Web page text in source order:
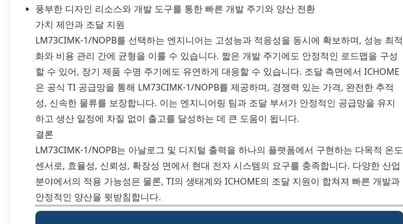
풍부한 디자인 리소스와 개발 도구를 통한 빠른 개발 주기와 양산 전환
가치 제안과 조달 지원
LM73CIMK-1/NOPB를 선택하는 엔지니어는 고성능과 적응성을 동시에 확보하며, 성능 최적
화와 비용 관리 간에 균형을 이룰 수 있습니다. 짧은 개발 주기에도 안정적인 로드맵을 구성
할 수 있어, 장기 제품 수명 주기에도 유연하게 대응할 수 있습니다. 조달 측면에서 ICHOME
은 공식 TI 공급망을 통해 LM73CIMK-1/NOPB를 제공하며, 경쟁력 있는 가격, 완전한 추적
성, 신속한 물류를 보장합니다. 이는 엔지니어링 팀과 조달 부서가 안정적인 공급망을 유지
하고 생산 일정에 차질 없이 출고를 달성하는 데 큰 도움이 됩니다.
결론
LM73CIMK-1/NOPB는 아날로그 및 디지털 출력을 하나의 플랫폼에서 구현하는 다목적 온도
센서로, 효율성, 신뢰성, 확장성 면에서 현대 전자 시스템의 요구를 충족합니다. 다양한 산업
분야에서의 적용 가능성은 물론, TI의 생태계와 ICHOME의 조달 지원이 합쳐져 빠른 개발과
안정적인 양산을 뒷받침합니다.